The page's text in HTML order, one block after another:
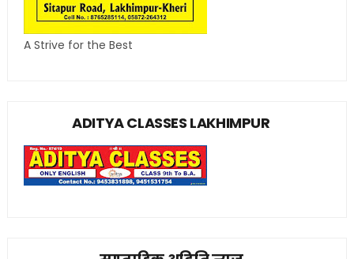
A Strive for the Best
ADITYA CLASSES LAKHIMPUR